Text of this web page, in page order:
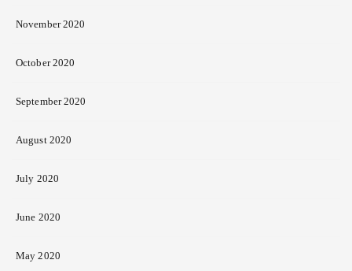
November 2020
October 2020
September 2020
August 2020
July 2020
June 2020
May 2020